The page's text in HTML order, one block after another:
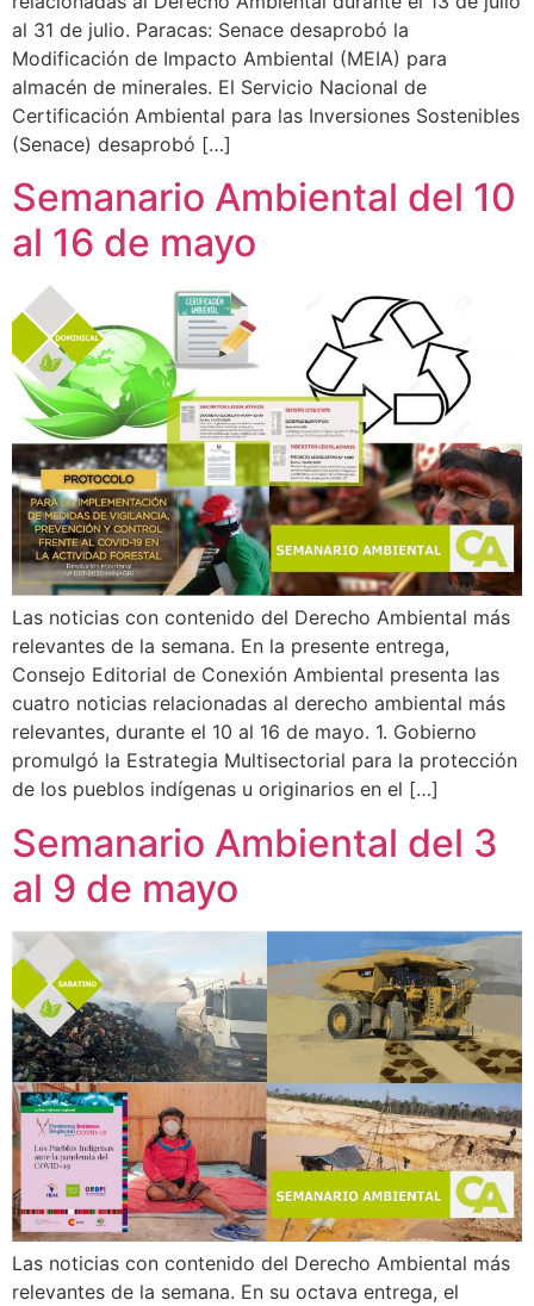
al 31 de julio. Paracas: Senace desaprobó la
Modificación de Impacto Ambiental (MEIA) para
almacén de minerales. El Servicio Nacional de
Certificación Ambiental para las Inversiones Sostenibles
(Senace) desaprobó […]
Semanario Ambiental del 10
al 16 de mayo
Las noticias con contenido del Derecho Ambiental más
relevantes de la semana. En la presente entrega,
Consejo Editorial de Conexión Ambiental presenta las
cuatro noticias relacionadas al derecho ambiental más
relevantes, durante el 10 al 16 de mayo. 1. Gobierno
promulgó la Estrategia Multisectorial para la protección
de los pueblos indígenas u originarios en el […]
Semanario Ambiental del 3
al 9 de mayo
Las noticias con contenido del Derecho Ambiental más
relevantes de la semana. En su octava entrega, el